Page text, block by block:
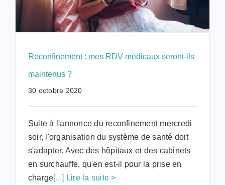
Reconfinement : mes RDV médicaux seront-ils
maintenus ?
30 octobre 2020
Suite à l'annonce du reconfinement mercredi
soir, l'organisation du système de santé doit
s'adapter. Avec des hôpitaux et des cabinets
en surchauffe, qu'en est-il pour la prise en
charge[...] Lire la suite >